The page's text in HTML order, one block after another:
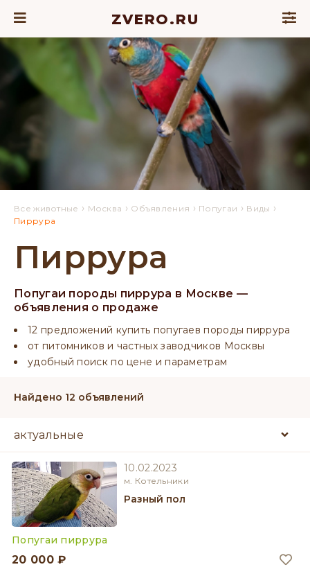
ZVERO.RU
Все животные › Москва › Объявления › Попугаи › Виды ›
Пиррура
Пиррура
Попугаи породы пиррура в Москве —
объявления о продаже
12 предложений купить попугаев породы пиррура
от питомников и частных заводчиков Москвы
удобный поиск по цене и параметрам
Найдено 12 объявлений
10.02.2023
м. Котельники
разный пол
Попугаи пиррура
20 000 ₽